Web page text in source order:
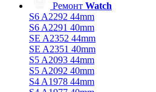
Ремонт Watch
S6 A2292 44mm
S6 A2291 40mm
SE A2352 44mm
SE A2351 40mm
S5 A2093 44mm
S5 A2092 40mm
S4 A1978 44mm